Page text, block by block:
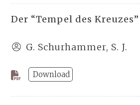
Der “Tempel des Kreuzes”
G. Schurhammer, S. J.
Download